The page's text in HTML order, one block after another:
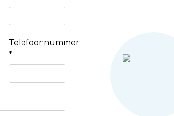
Telefoonnummer
*